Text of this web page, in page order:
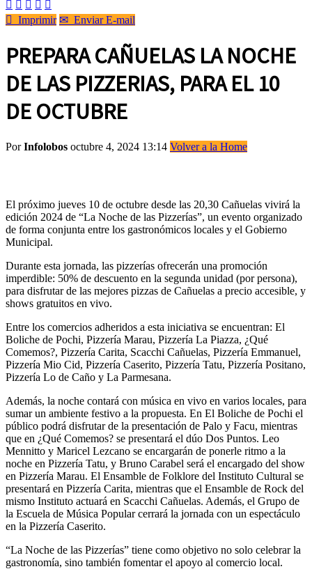
    
 Imprimir ✉ Enviar E-mail
PREPARA CAÑUELAS LA NOCHE
DE LAS PIZZERIAS, PARA EL 10
DE OCTUBRE
PorInfolobos octubre 4, 2024 13:14 Volver a la Home
El próximo jueves 10 de octubre desde las 20,30 Cañuelas vivirá la
edición 2024 de “La Noche de las Pizzerías”, un evento organizado
de forma conjunta entre los gastronómicos locales y el Gobierno
Municipal.
Durante esta jornada, las pizzerías ofrecerán una promoción
imperdible: 50% de descuento en la segunda unidad (por persona),
para disfrutar de las mejores pizzas de Cañuelas a precio accesible, y
shows gratuitos en vivo.
Entre los comercios adheridos a esta iniciativa se encuentran: El
Boliche de Pochi, Pizzería Marau, Pizzería La Piazza, ¿Qué
Comemos?, Pizzería Carita, Scacchi Cañuelas, Pizzería Emmanuel,
Pizzería Mio Cid, Pizzería Caserito, Pizzería Tatu, Pizzería Positano,
Pizzería Lo de Caño y La Parmesana.
Además, la noche contará con música en vivo en varios locales, para
sumar un ambiente festivo a la propuesta. En El Boliche de Pochi el
público podrá disfrutar de la presentación de Palo y Facu, mientras
que en ¿Qué Comemos? se presentará el dúo Dos Puntos. Leo
Mennitto y Maricel Lezcano se encargarán de ponerle ritmo a la
noche en Pizzería Tatu, y Bruno Carabel será el encargado del show
en Pizzería Marau. El Ensamble de Folklore del Instituto Cultural se
presentará en Pizzería Carita, mientras que el Ensamble de Rock del
mismo Instituto actuará en Scacchi Cañuelas. Además, el Grupo de
la Escuela de Música Popular cerrará la jornada con un espectáculo
en la Pizzería Caserito.
“La Noche de las Pizzerías” tiene como objetivo no solo celebrar la
gastronomía, sino también fomentar el apoyo al comercio local.